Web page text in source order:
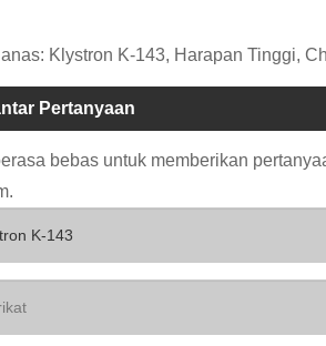
Klystron K-143, Harapan Tinggi,
Pertanyaan
bebas untuk memberikan